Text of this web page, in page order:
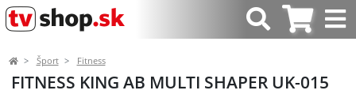
Šport Fitness
FITNESS KING AB MULTI SHAPER UK-015